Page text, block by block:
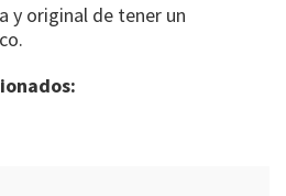
y original de tener un